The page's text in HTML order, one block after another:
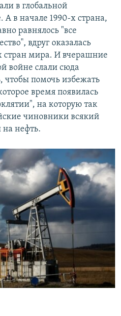
в глобальной
А в начале 1990-х страна,
равнялось "все
вдруг оказалась
стран мира. И вчерашние
войне слали сюда
помочь избежать
время появилась
на которую так
чиновники всякий
на нефть.